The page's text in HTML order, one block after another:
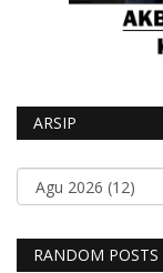
ARSIP
RANDOM POSTS